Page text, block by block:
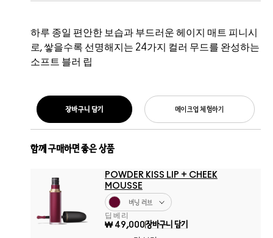
하루 종일 편안한 보습과 부드러운 헤이지 매트 피니시
로, 쌓을수록 선명해지는 24가지 컬러 무드를 완성하는
소프트 블러 립
함께 구매하면 좋은 상품
POWDER KISS LIP + CHEEK
MOUSSE
버닝 러브
딥 베리
₩ 49,000장바구니 담기
메이크업 체험하기
장바구니 담기